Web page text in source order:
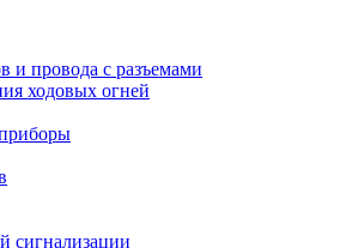
и провода с разъемами
ходовых огней
сигнализации